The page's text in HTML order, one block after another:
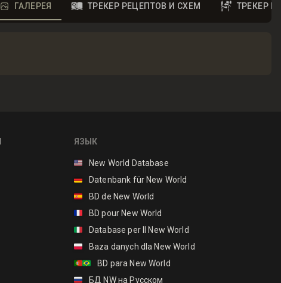
ГАЛЕРЕЯ ТРЕКЕР РЕЦЕПТОВ И СХЕМ ТРЕКЕР
ЯЗЫК
🇺🇸
New World Database
🇩🇪
Datenbank für New World
🇪🇸
BD de New World
🇫🇷
BD pour New World
🇮🇹
Database per Il New World
🇵🇱
Baza danych dla New World
🇵🇹🇧🇷
BD para New World
🇷🇺
БД NW на Русском